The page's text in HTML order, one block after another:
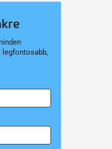
legfontosabb,